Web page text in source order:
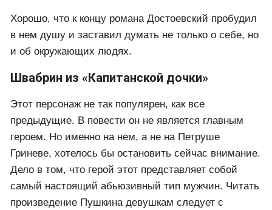
Хорошо, что к концу романа Достоевский пробудил
в нем душу и заставил думать не только о себе, но
и об окружающих людях.
Швабрин из «Капитанской дочки»
Этот персонаж не так популярен, как все
предыдущие. В повести он не является главным
героем. Но именно на нем, а не на Петруше
Гриневе, хотелось бы остановить сейчас внимание.
Дело в том, что герой этот представляет собой
самый настоящий абьюзивный тип мужчин. Читать
произведение Пушкина девушкам следует с